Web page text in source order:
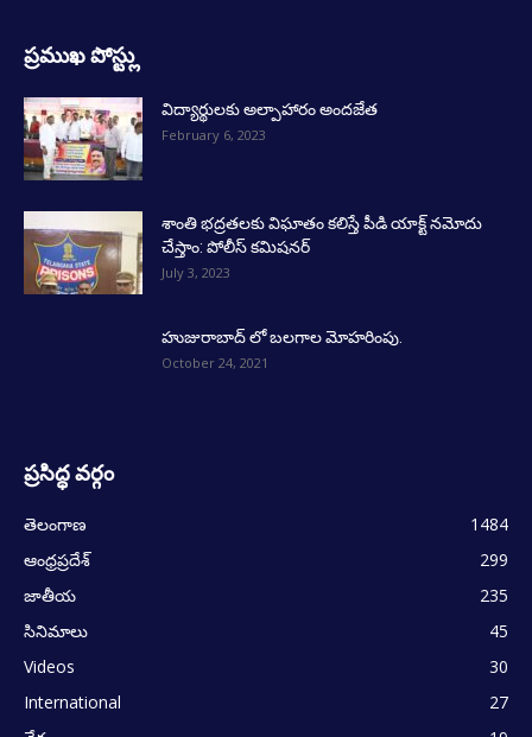
ప్రముఖ పోస్ట్లు
విద్యార్థులకు అల్పాహారం అందజేత
February 6, 2023
శాంతి భద్రతలకు విఘాతం కలిస్తే పీడి యాక్ట్ నమోదు
చేస్తాం: పోలీస్ కమిషనర్
July 3, 2023
హుజురాబాద్ లో బలగాల మోహరింపు.
October 24, 2021
ప్రసిద్ధ వర్గం
తెలంగాణ
1484
ఆంధ్రప్రదేశ్
299
జాతీయ
235
సినిమాలు
45
Videos
30
International
27